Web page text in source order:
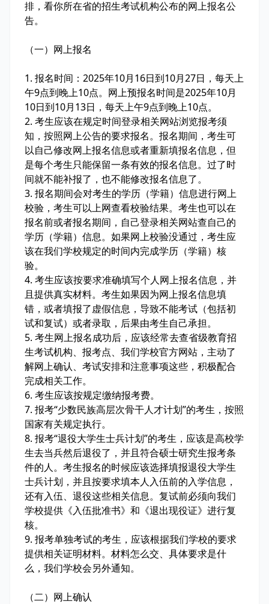
排，看你所在省的招生考试机构公布的网上报名公
告。
（一）网上报名
1. 报名时间：2025年10月16日到10月27日，每天上
午9点到晚上10点。网上预报名时间是2025年10月
10日到10月13日，每天上午9点到晚上10点。
2. 考生应该在规定时间登录相关网站浏览报考须
知，按照网上公告的要求报名。报名期间，考生可
以自己修改网上报名信息或者重新填报名信息，但
是每个考生只能保留一条有效的报名信息。过了时
间就不能补报了，也不能修改报名信息了。
3. 报名期间会对考生的学历（学籍）信息进行网上
校验，考生可以上网查看校验结果。考生也可以在
报名前或者报名期间，自己登录相关网站查自己的
学历（学籍）信息。如果网上校验没通过，考生应
该在我们学校规定的时间内完成学历（学籍）核
验。
4. 考生应该按要求准确填写个人网上报名信息，并
且提供真实材料。考生如果因为网上报名信息填
错，或者填报了虚假信息，导致不能考试（包括初
试和复试）或者录取，后果由考生自己承担。
5. 考生网上报名成功后，应该经常去查省级教育招
生考试机构、报考点、我们学校官方网站，主动了
解网上确认、考试安排和注意事项这些，积极配合
完成相关工作。
6. 考生应该按规定缴纳报考费。
7. 报考“少数民族高层次骨干人才计划”的考生，按照
国家有关规定执行。
8. 报考“退役大学生士兵计划”的考生，应该是高校学
生去当兵然后退役了，并且符合硕士研究生报考条
件的人。考生报名的时候应该选择填报退役大学生
士兵计划，并且按要求填本人入伍前的入学信息，
还有入伍、退役这些相关信息。复试前必须向我们
学校提供《入伍批准书》和《退出现役证》进行复
核。
9. 报考单独考试的考生，应该根据我们学校的要求
提供相关证明材料。材料怎么交、具体要求是什
么，我们学校会另外通知。
（二）网上确认